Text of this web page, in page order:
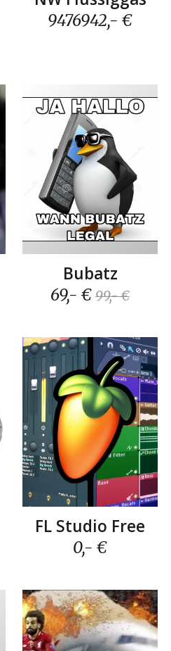
9476942,- €
Bubatz
69,- € 99,- €
FL Studio Free
0,- €